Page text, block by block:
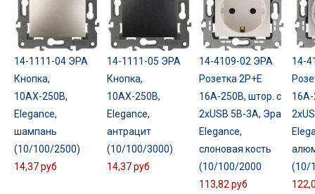
14-1111-04 ЭРА
Кнопка,
10АХ-250В,
Elegance,
шампань
(10/100/2500)
14,37 руб
14-1111-05 ЭРА
Кнопка,
10АХ-250В,
Elegance,
антрацит
(10/100/3000)
14,37 руб
14-4109-02 ЭРА
Розетка 2P+E
16A-250В, штор. с
2xUSB 5В-3А, Эра
Elegance,
слоновая кость
(10/100/2000
113,82 руб
14-
(10/